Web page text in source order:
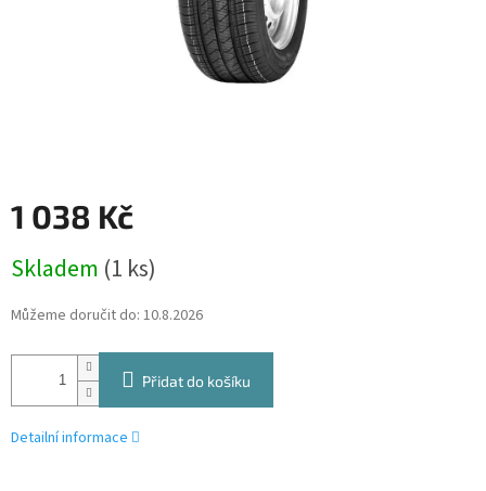
1 038 Kč
cena:
Skladem (1 ks)
Můžeme doručit do: 10.8.2026
Přidat do košíku
Detailní informace